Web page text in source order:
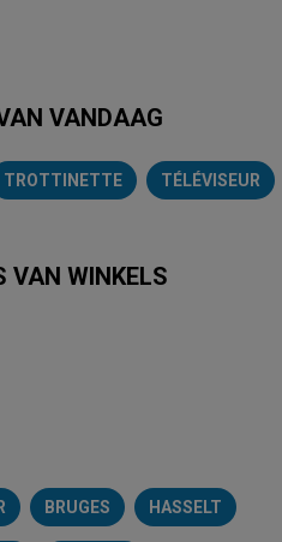
VANDAAG
TROTTINETTE TÉLÉVISEUR
VAN WINKELS
BRUGES HASSELT